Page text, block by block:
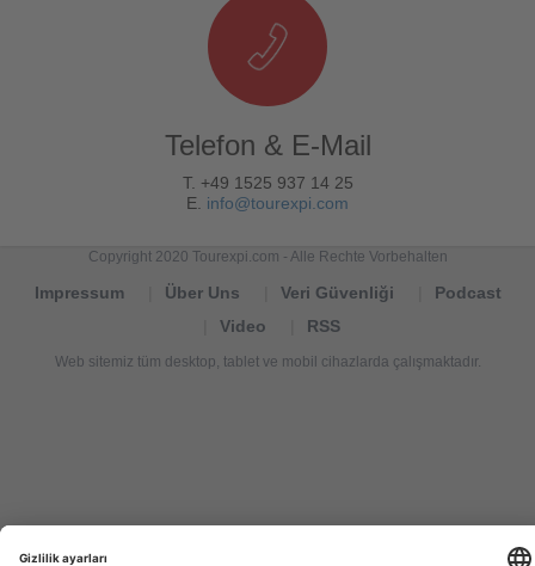
Telefon & E-Mail
T. +49 1525 937 14 25
E. info@tourexpi.com
Copyright 2020 Tourexpi.com - Alle Rechte Vorbehalten
Impressum Über Uns Veri Güvenliği
Podcast
Video
RSS
Web sitemiz tüm desktop, tablet ve mobil cihazlarda çalışmaktadır.
noticias
de